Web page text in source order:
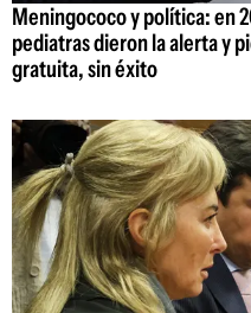
Meningococo y política: en
pediatras dieron la alerta y
gratuita, sin éxito